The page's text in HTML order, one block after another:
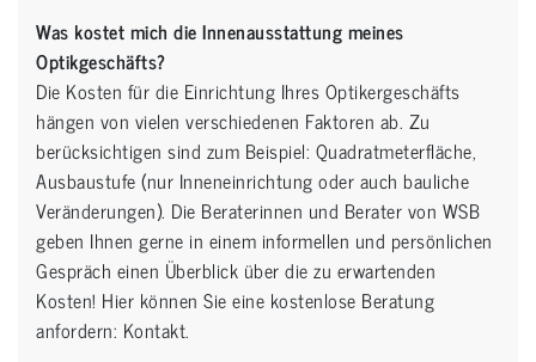
Was kostet mich die Innenausstattung meines
Optikgeschäfts?
Die Kosten für die Einrichtung Ihres Optikergeschäfts
hängen von vielen verschiedenen Faktoren ab. Zu
berücksichtigen sind zum Beispiel: Quadratmeterfläche,
Ausbaustufe (nur Inneneinrichtung oder auch bauliche
Veränderungen). Die Beraterinnen und Berater von WSB
geben Ihnen gerne in einem informellen und persönlichen
Gespräch einen Überblick über die zu erwartenden
Kosten! Hier können Sie eine kostenlose Beratung
anfordern: Kontakt.